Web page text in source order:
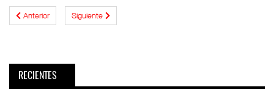
Anterior Siguiente
RECIENTES